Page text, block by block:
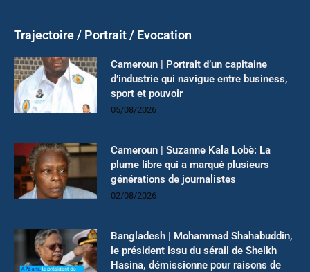
Trajectoire / Portrait / Evocation
Cameroun | Portrait d’un capitaine
d’industrie qui navigue entre business,
sport et pouvoir
05/08/2026
Cameroun | Suzanne Kala Lobè: La
plume libre qui a marqué plusieurs
générations de journalistes
02/08/2026
Bangladesh | Mohammad Shahabuddin,
le président issu du sérail de Sheikh
Hasina, démissionne pour raisons de